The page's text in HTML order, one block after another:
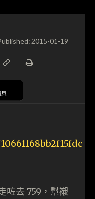
2015-01-19
息
咗去 759，幫襯